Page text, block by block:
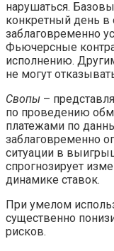
нарушаться.
конкретный день
заблаговременно
Фьючерсные
исполнению.
не могут
Свопы –
по проведению
платежами по
заблаговременно
ситуации в
спрогнозирует
динамике ставок.
При умелом
существенно
рисков.